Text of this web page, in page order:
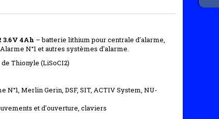
3.6V 4Ah – batterie lithium pour centrale d'alarme,
N°1 et autres systèmes d'alarme.
Thionyle (LiSoCI2)
N°1, Merlin Gerin, DSF, SIT, ACTIV System, NU-
et d'ouverture, claviers